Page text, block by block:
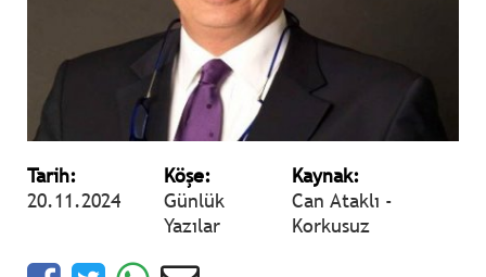
Tarih:
20.11.2024
Köşe:
Günlük
Yazılar
Kaynak:
Can Ataklı -
Korkusuz